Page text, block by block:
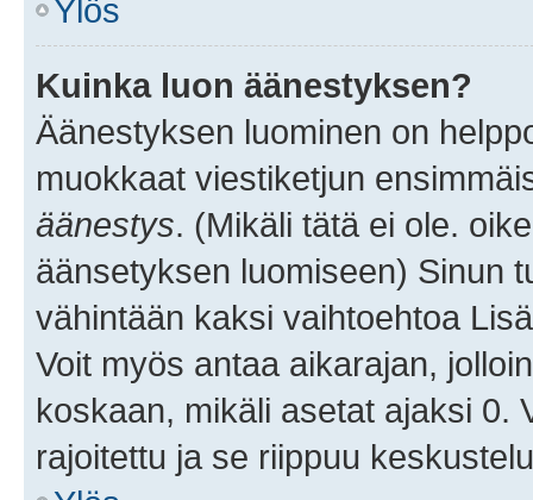
Ylös
Kuinka luon äänestyksen?
Äänestyksen luominen on
muokkaat viestiketjun
äänestys. (Mikäli tätä ei ole.
äänsetyksen luomiseen) Sinun
vähintään kaksi vaihtoehtoa
Voit myös antaa aikarajan,
koskaan, mikäli asetat ajaksi 0.
rajoitettu ja se riippuu